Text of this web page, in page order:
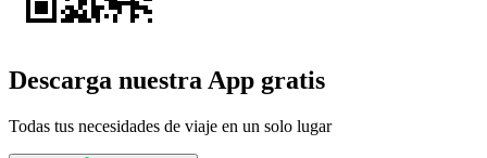
Descarga nuestra App gratis
Todas tus necesidades de viaje en un solo lugar